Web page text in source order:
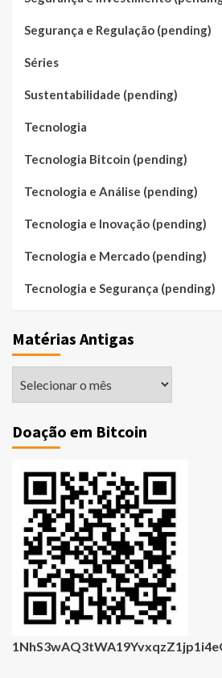
Segurança e Regulação (pending)
Séries
Sustentabilidade (pending)
Tecnologia
Tecnologia Bitcoin (pending)
Tecnologia e Análise (pending)
Tecnologia e Inovação (pending)
Tecnologia e Mercado (pending)
Tecnologia e Segurança (pending)
Matérias Antigas
Doação em Bitcoin